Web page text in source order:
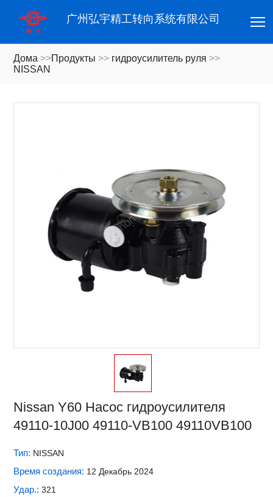
广州弘宇精工转向系统有限公司
Дома >>Продукты >> гидроусилитель руля >>
NISSAN
Nissan Y60 Насос гидроусилителя
49110-10J00 49110-VB100 49110VB100
Тип: NISSAN
Время создания: 12 Декабрь 2024
Удар.:321